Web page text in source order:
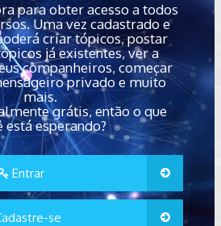
para obter acesso a todos
Uma vez cadastrado e
criar tópicos, postar
já existentes, ver a
companheiros, começar
privado e muito
mais.
grátis, então o que
está esperando?
Entrar
se